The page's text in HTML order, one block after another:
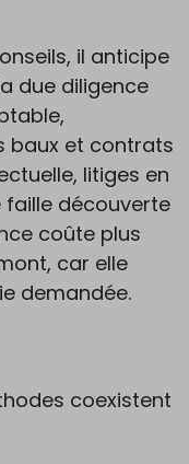
il anticipe
due diligence
baux et contrats
litiges en
faille découverte
coûte plus
car elle
demandée.
coexistent